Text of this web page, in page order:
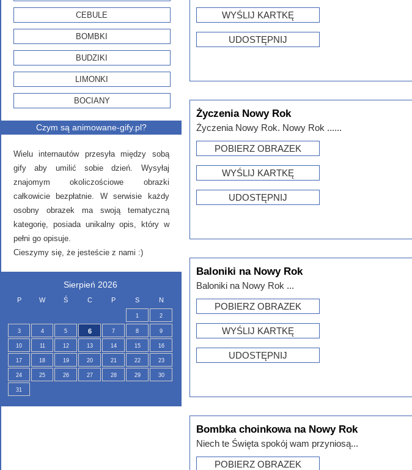
CEBULE
BOMBKI
BUDZIKI
LIMONKI
BOCIANY
Czym są animowane-gify.pl?
Wielu internautów przesyła między sobą
gify aby umilić sobie dzień. Wysyłaj
znajomym okoliczościowe obrazki
całkowicie bezpłatnie. W serwisie każdy
osobny obrazek ma swoją tematyczną
kategorię, posiada unikalny opis, który w
pełni go opisuje.
Cieszymy się, że jesteście z nami :)
Sierpień 2026
P W Ś C P S N
1 2
3 4 5 6 7 8 9
10 11 12 13 14 15 16
17 18 19 20 21 22 23
24 25 26 27 28 29 30
31
WYŚLIJ KARTKĘ
UDOSTĘPNIJ
Życzenia Nowy Rok
Życzenia Nowy Rok. Nowy Rok ......
POBIERZ OBRAZEK
WYŚLIJ KARTKĘ
UDOSTĘPNIJ
Baloniki na Nowy Rok
Baloniki na Nowy Rok ...
POBIERZ OBRAZEK
WYŚLIJ KARTKĘ
UDOSTĘPNIJ
Bombka choinkowa na Nowy Rok
Niech te Święta spokój wam przyniosą...
POBIERZ OBRAZEK